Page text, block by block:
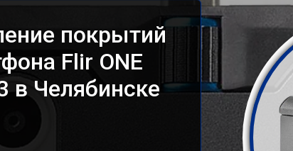
покрытий
Flir ONE
в Челябинске